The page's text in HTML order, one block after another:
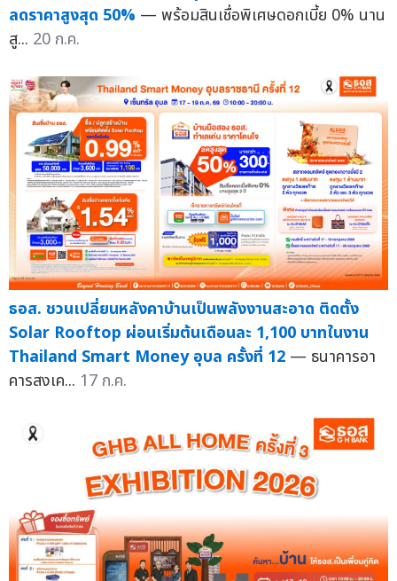
ลดราคาสูงสุด 50% — พร้อมสินเชื่อพิเศษดอกเบี้ย 0% นาน
สู... 20 ก.ค.
ธอส. ชวนเปลี่ยนหลังคาบ้านเป็นพลังงานสะอาด ติดตั้ง
Solar Rooftop ผ่อนเริ่มต้นเดือนละ 1,100 บาทในงาน
Thailand Smart Money อุบล ครั้งที่ 12 — ธนาคารอา
คารสงเค... 17 ก.ค.